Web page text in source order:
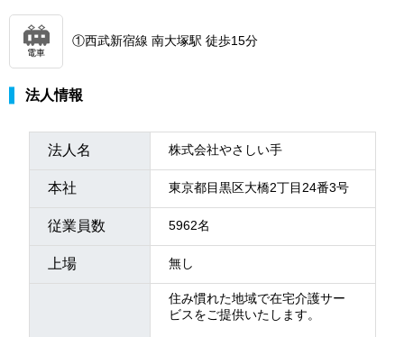
電車
①西武新宿線 南大塚駅 徒歩15分
法人情報
法人名 株式会社やさしい手
本社 東京都目黒区大橋2丁目24番3号
従業員数 5962名
上場 無し
住み慣れた地域で在宅介護サー
ビスをご提供いたします。